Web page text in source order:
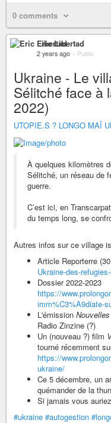
0 comments
Eric Libertad
2 years ago – Public
Ukraine - Le
Sélitché face à
2022)
UTOPIE.S ? LONGO MAÏ
À quelques kilomètres
Sélitché, un réseau de
guerre.
C’est ici, en
du temps long, se
Autres infos sur ce village
Article Reporterre
Ukraine-des-
Dossier 2022-2023
https://
imm%C3%A9diate-
L'émission
Radio Zinzine (?)
Un (nouveau ?) film
tourné récemment
https://
ukraine/
Ce 5 décembre, un
quémander de la
Si jamais vous
#ukraine #autogestion